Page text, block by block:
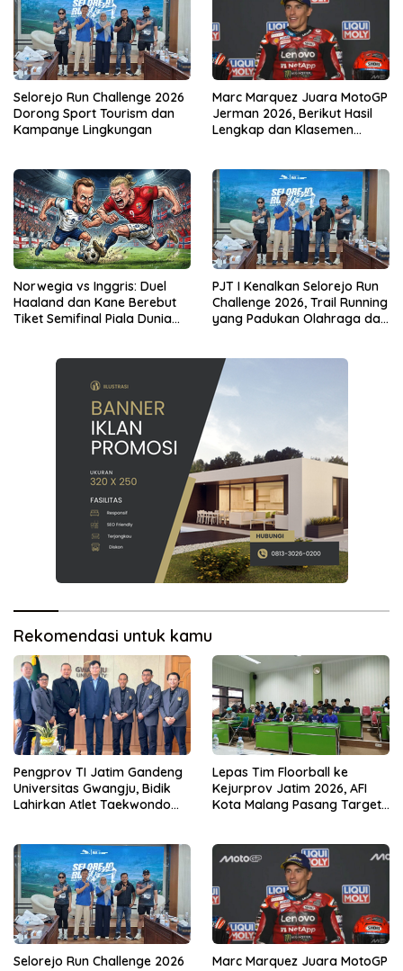
Selorejo Run Challenge 2026
Dorong Sport Tourism dan
Kampanye Lingkungan
Marc Marquez Juara MotoGP
Jerman 2026, Berikut Hasil
Lengkap dan Klasemen
Norwegia vs Inggris: Duel
Haaland dan Kane Berebut
Tiket Semifinal Piala Dunia
PJT I Kenalkan Selorejo Run
Challenge 2026, Trail Running
yang Padukan Olahraga dan
Rekomendasi untuk kamu
Pengprov TI Jatim Gandeng
Universitas Gwangju, Bidik
Lahirkan Atlet Taekwondo
Lepas Tim Floorball ke
Kejurprov Jatim 2026, AFI
Kota Malang Pasang Target
Selorejo Run Challenge 2026
Marc Marquez Juara MotoGP